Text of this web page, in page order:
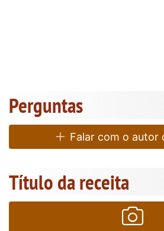
Perguntas
Falar com o autor
Título da receita